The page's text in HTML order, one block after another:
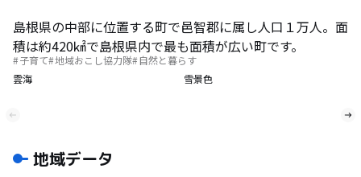
島根県の中部に位置する町で邑智郡に属し人口１万人。面
積は約420㎢で島根県内で最も面積が広い町です。
子育て 地域おこし協力隊 自然と暮らす
雲海
雪景色
地域データ